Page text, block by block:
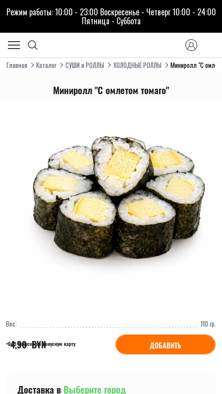
Режим работы: 10:00 - 23:00 Воскресенье - Четверг 10:00 - 24:00
Пятница - Cуббота
Главная Каталог СУШИ и РОЛЛЫ ХОЛОДНЫЕ РОЛЛЫ Миниролл "С
Миниролл "С омлетом томаго"
Вес: 110 гр.
4,90
  BYN
+0,25 бонусов на бонусную карту ДОБАВИТЬ
Доставка в Выберите город